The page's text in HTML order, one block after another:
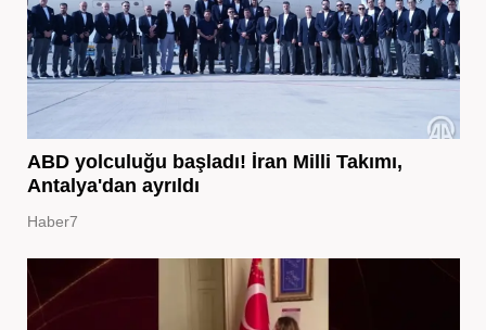
ABD yolculuğu başladı! İran Milli Takımı,
Antalya'dan ayrıldı
Haber7